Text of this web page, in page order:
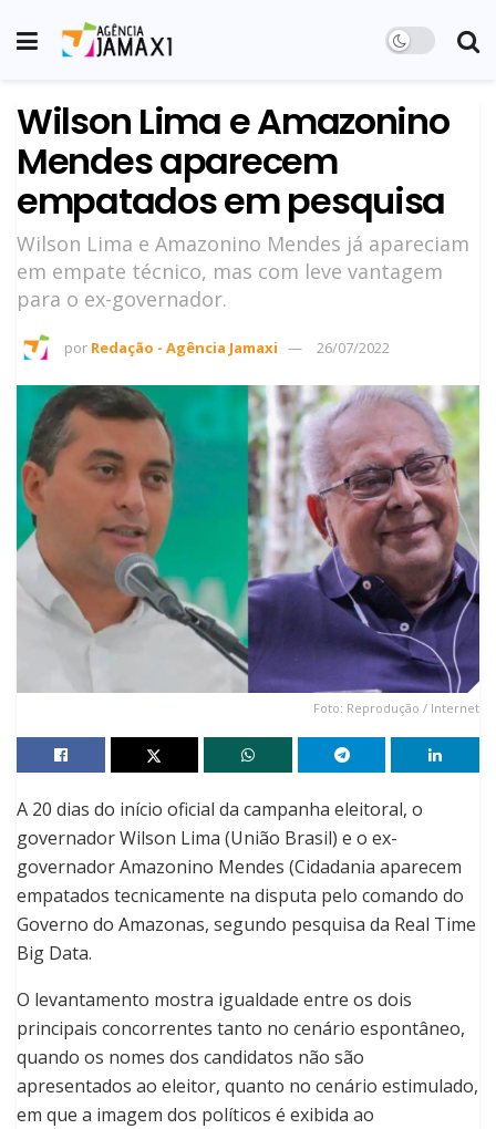
Wilson Lima e Amazonino
Mendes aparecem
empatados em pesquisa
Wilson Lima e Amazonino Mendes já apareciam
em empate técnico, mas com leve vantagem
para o ex-governador.
por Redação - Agência Jamaxi 26/07/2022
Foto: Reprodução / Internet
A 20 dias do início oficial da campanha eleitoral, o
governador Wilson Lima (União Brasil) e o ex-
governador Amazonino Mendes (Cidadania aparecem
empatados tecnicamente na disputa pelo comando do
Governo do Amazonas, segundo pesquisa da Real Time
Big Data.
O levantamento mostra igualdade entre os dois
principais concorrentes tanto no cenário espontâneo,
quando os nomes dos candidatos não são
apresentados ao eleitor, quanto no cenário estimulado,
em que a imagem dos políticos é exibida ao